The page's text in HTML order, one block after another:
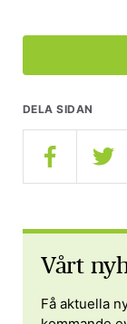
DELA SIDAN
Vårt
Få aktuella